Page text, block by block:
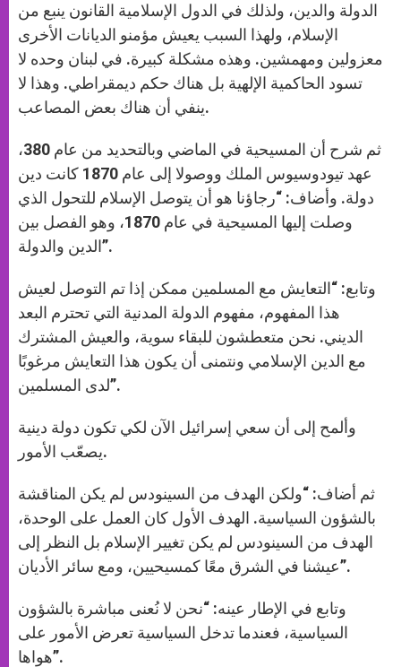
الدولة والدين، ولذلك في الدول الإسلامية القانون ينبع من
الإسلام، ولهذا السبب يعيش مؤمنو الديانات الأخرى
معزولين ومهمشين. وهذه مشكلة كبيرة. في لبنان وحده لا
تسود الحاكمية الإلهية بل هناك حكم ديمقراطي. وهذا لا
ينفي أن هناك بعض المصاعب.
ثم شرح أن المسيحية في الماضي وبالتحديد من عام 380،
عهد تيودوسيوس الملك ووصولا إلى عام 1870 كانت دين
دولة. وأضاف: “رجاؤنا هو أن يتوصل الإسلام للتحول الذي
وصلت إليها المسيحية في عام 1870، وهو الفصل بين
الدين والدولة”.
وتابع: “التعايش مع المسلمين ممكن إذا تم التوصل لعيش
هذا المفهوم، مفهوم الدولة المدنية التي تحترم البعد
الديني. نحن متعطشون للبقاء سوية، والعيش المشترك
مع الدين الإسلامي ونتمنى أن يكون هذا التعايش مرغوبًا
لدى المسلمين”.
وألمح إلى أن سعي إسرائيل الآن لكي تكون دولة دينية
يصعّب الأمور.
ثم أضاف: “ولكن الهدف من السينودس لم يكن المناقشة
بالشؤون السياسية. الهدف الأول كان العمل على الوحدة،
الهدف من السينودس لم يكن تغيير الإسلام بل النظر إلى
عيشنا في الشرق معًا كمسيحيين، ومع سائر الأديان”.
وتابع في الإطار عينه: “نحن لا نُعنى مباشرة بالشؤون
السياسية، فعندما تدخل السياسية تعرض الأمور على
هواها”.